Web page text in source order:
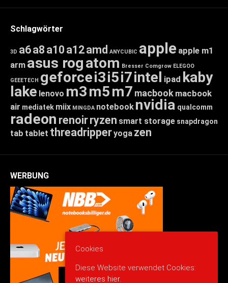
Schlagwörter
3D a6a8 a10 a12amd ANYCUBIC apple apple m1
arm asus rogatom Bresser Comgrow ELEGOO
GEEETECH geforcei3i5i7intel ipad kaby
lake lenovo m3m5m7 macbook macbook
air mediatek miix MINGDA notebook nvidia qualcomm
radeon renoirryzen smart storage snapdragon
tab tablet threadripperyoga zen
WERBUNG
Cookies
Diese Website verwendet Cookies:
weiteres hier.